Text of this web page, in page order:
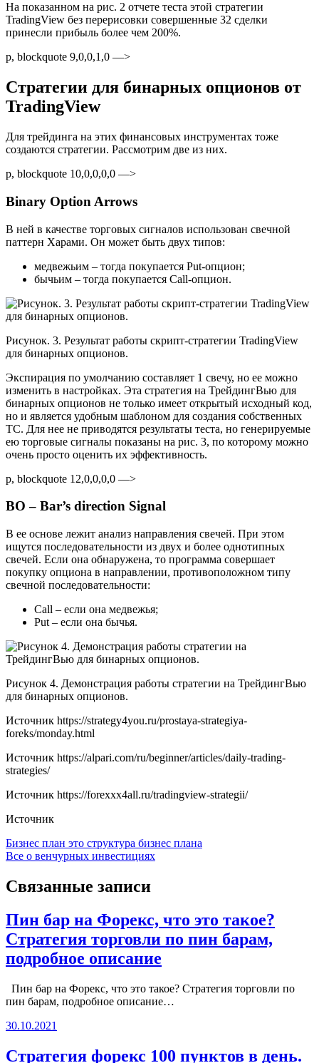
На показанном на рис. 2 отчете теста этой стратегии
TradingView без перерисовки совершенные 32 сделки
принесли прибыль более чем 200%.
p, blockquote 9,0,0,1,0 —>
Стратегии для бинарных опционов от
TradingView
Для трейдинга на этих финансовых инструментах тоже
создаются стратегии. Рассмотрим две из них.
p, blockquote 10,0,0,0,0 —>
Binary Option Arrows
В ней в качестве торговых сигналов использован свечной
паттерн Харами. Он может быть двух типов:
медвежьим – тогда покупается Put-опцион;
бычьим – тогда покупается Call-опцион.
Рисунок. 3. Результат работы скрипт-стратегии TradingView
для бинарных опционов.
Экспирация по умолчанию составляет 1 свечу, но ее можно
изменить в настройках. Эта стратегия на ТрейдингВью для
бинарных опционов не только имеет открытый исходный код,
но и является удобным шаблоном для создания собственных
ТС. Для нее не приводятся результаты теста, но генерируемые
ею торговые сигналы показаны на рис. 3, по которому можно
очень просто оценить их эффективность.
p, blockquote 12,0,0,0,0 —>
BO – Bar’s direction Signal
В ее основе лежит анализ направления свечей. При этом
ищутся последовательности из двух и более однотипных
свечей. Если она обнаружена, то программа совершает
покупку опциона в направлении, противоположном типу
свечной последовательности:
Call – если она медвежья;
Put – если она бычья.
Рисунок 4. Демонстрация работы стратегии на ТрейдингВью
для бинарных опционов.
Источник https://strategy4you.ru/prostaya-strategiya-
foreks/monday.html
Источник https://alpari.com/ru/beginner/articles/daily-trading-
strategies/
Источник https://forexxx4all.ru/tradingview-strategii/
Источник
Навигация
по
записям
Бизнес план это структура бизнес плана
Все о венчурных инвестициях
Связанные записи
Пин бар на Форекс, что это такое?
Стратегия торговли по пин барам,
подробное описание
Пин бар на Форекс, что это такое? Стратегия торговли по
пин барам, подробное описание…
30.10.2021
Стратегия форекс 100 пунктов в день.